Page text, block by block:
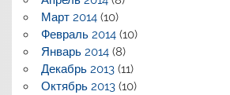
Март 2014(10)
Февраль 2014(10)
Январь 2014(8)
Декабрь 2013(11)
Октябрь 2013(10)